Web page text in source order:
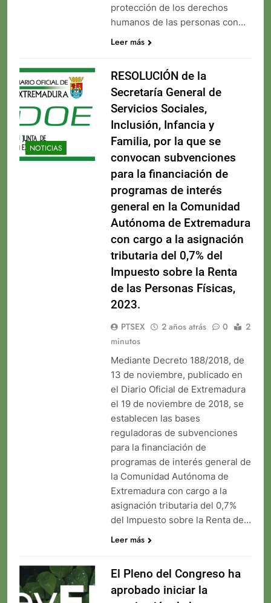
protección de los derechos
humanos de las personas con…
Leer más
NOTICIAS
RESOLUCIÓN de la
Secretaría General de
Servicios Sociales,
Inclusión, Infancia y
Familia, por la que se
convocan subvenciones
para la financiación de
programas de interés
general en la Comunidad
Autónoma de Extremadura
con cargo a la asignación
tributaria del 0,7% del
Impuesto sobre la Renta
de las Personas Físicas,
2023.
PTSEX 2 años atrás 0
2
minutos
Mediante Decreto 188/2018, de
13 de noviembre, publicado en
el Diario Oficial de Extremadura
el 19 de noviembre de 2018, se
establecen las bases
reguladoras de subvenciones
para la financiación de
programas de interés general de
la Comunidad Autónoma de
Extremadura con cargo a la
asignación tributaria del 0,7%
del Impuesto sobre la Renta de…
Leer más
El Pleno del Congreso ha
aprobado iniciar la